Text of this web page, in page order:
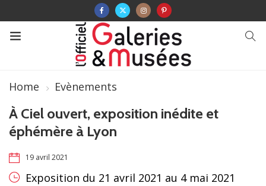
Home Evènements
À Ciel ouvert, exposition inédite et
éphémère à Lyon
19 avril 2021
Exposition du 21 avril 2021 au 4 mai 2021